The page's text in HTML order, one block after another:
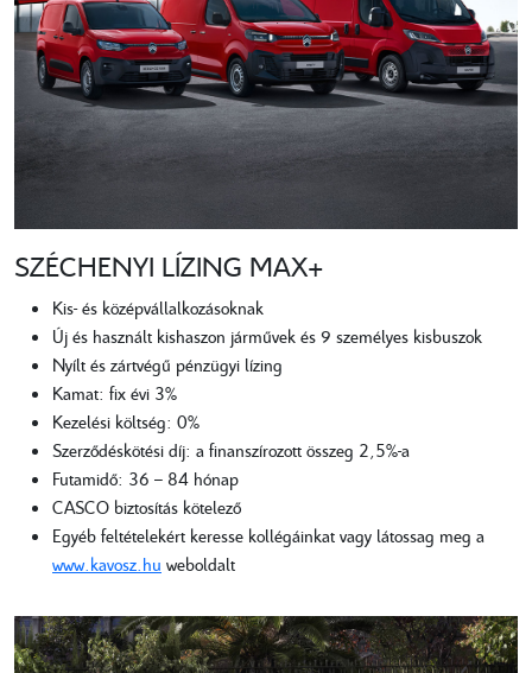
SZÉCHENYI LÍZING MAX+
Kis- és középvállalkozásoknak
Új és használt kishaszon járművek és 9 személyes kisbuszok
Nyílt és zártvégű pénzügyi lízing
Kamat: fix évi 3%
Kezelési költség: 0%
Szerződéskötési díj: a finanszírozott összeg 2,5%-a
Futamidő: 36 – 84 hónap
CASCO biztosítás kötelező
Egyéb feltételekért keresse kollégáinkat vagy látossag meg a
www.kavosz.hu weboldalt